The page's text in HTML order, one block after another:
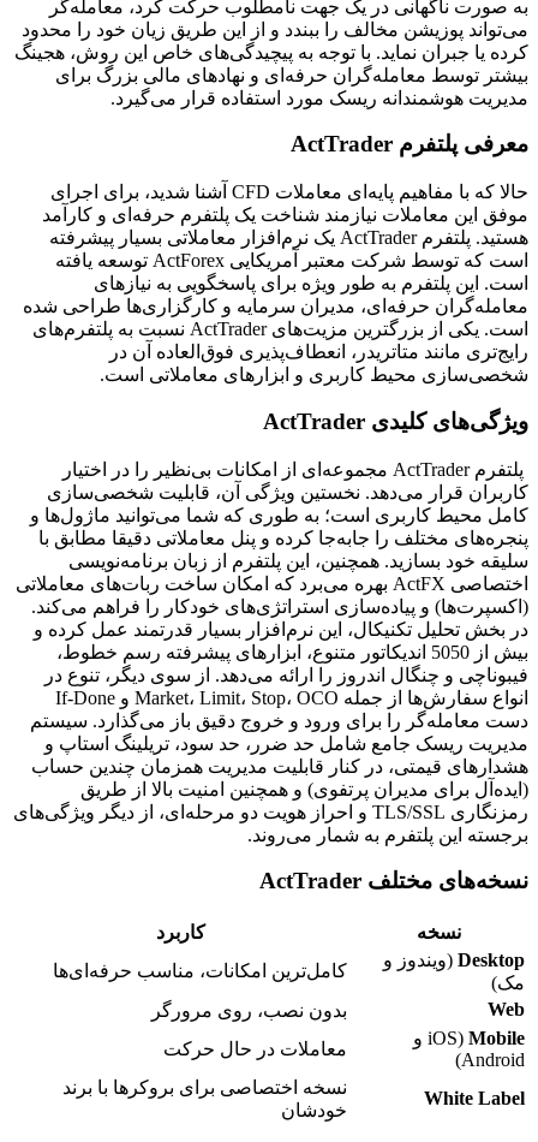
به صورت ناگهانی در یک جهت نامطلوب حرکت کرد، معامله‌گر
می‌تواند پوزیشن مخالف را ببندد و از این طریق زیان خود را محدود
کرده یا جبران نماید. با توجه به پیچیدگی‌های خاص این روش، هجینگ
بیشتر توسط معامله‌گران حرفه‌ای و نهادهای مالی بزرگ برای
مدیریت هوشمندانه ریسک مورد استفاده قرار می‌گیرد.
معرفی پلتفرم ActTrader
حالا که با مفاهیم پایه‌ای معاملات CFD آشنا شدید، برای اجرای
موفق این معاملات نیازمند شناخت یک پلتفرم حرفه‌ای و کارآمد
هستید. پلتفرم ActTrader یک نرم‌افزار معاملاتی بسیار پیشرفته
است که توسط شرکت معتبر آمریکایی ActForex توسعه یافته
است. این پلتفرم به طور ویژه برای پاسخگویی به نیازهای
معامله‌گران حرفه‌ای، مدیران سرمایه و کارگزاری‌ها طراحی شده
است. یکی از بزرگترین مزیت‌های ActTrader نسبت به پلتفرم‌های
رایج‌تری مانند متاتریدر، انعطاف‌پذیری فوق‌العاده آن در
شخصی‌سازی محیط کاربری و ابزارهای معاملاتی است.
ویژگی‌های کلیدی ActTrader
پلتفرم ActTrader مجموعه‌ای از امکانات بی‌نظیر را در اختیار
کاربران قرار می‌دهد. نخستین ویژگی آن، قابلیت شخصی‌سازی
کامل محیط کاربری است؛ به طوری که شما می‌توانید ماژول‌ها و
پنجره‌های مختلف را جابه‌جا کرده و پنل معاملاتی دقیقا مطابق با
سلیقه خود بسازید. همچنین، این پلتفرم از زبان برنامه‌نویسی
اختصاصی ActFX بهره می‌برد که امکان ساخت ربات‌های معاملاتی
(اکسپرت‌ها) و پیاده‌سازی استراتژی‌های خودکار را فراهم می‌کند.
در بخش تحلیل تکنیکال، این نرم‌افزار بسیار قدرتمند عمل کرده و
بیش از
5050
اندیکاتور متنوع، ابزارهای پیشرفته رسم خطوط،
فیبوناچی و چنگال اندروز را ارائه می‌دهد. از سوی دیگر، تنوع در
انواع سفارش‌ها از جمله Market، Limit، Stop، OCO و If-Done
دست معامله‌گر را برای ورود و خروج دقیق باز می‌گذارد. سیستم
مدیریت ریسک جامع شامل حد ضرر، حد سود، تریلینگ استاپ و
هشدارهای قیمتی، در کنار قابلیت مدیریت همزمان چندین حساب
(ایده‌آل برای مدیران پرتفوی) و همچنین امنیت بالا از طریق
رمزنگاری TLS/SSL و احراز هویت دو مرحله‌ای، از دیگر ویژگی‌های
برجسته این پلتفرم به شمار می‌روند.
نسخه‌های مختلف ActTrader
نسخه
کاربرد
Desktop (ویندوز و
مک)
کامل‌ترین امکانات، مناسب حرفه‌ای‌ها
Web
بدون نصب، روی مرورگر
Mobile
(iOS و
Android)
معاملات در حال حرکت
White Label
نسخه اختصاصی برای بروکرها با برند
خودشان